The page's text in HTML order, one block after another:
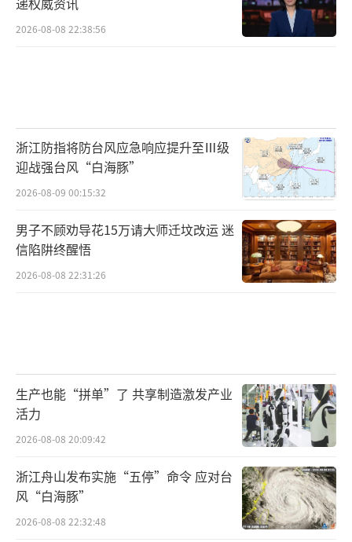
2026-08-08 22:38:56
浙江防指将防台风应急响应提升至Ⅲ级
迎战强台风“白海豚”
2026-08-09 00:15:32
男子不顾劝导花15万请大师迁坟改运 迷
信陷阱终醒悟
2026-08-08 22:31:26
生产也能“拼单”了 共享制造激发产业
活力
2026-08-08 20:09:42
浙江舟山发布实施“五停”命令 应对台
风“白海豚”
2026-08-08 22:32:48